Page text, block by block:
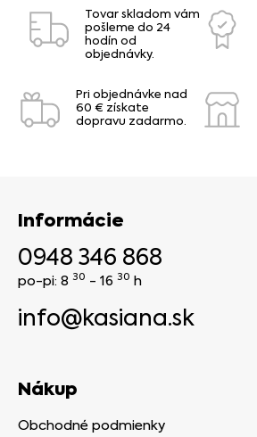
Tovar skladom vám
pošleme do 24
hodín od
objednávky.
Pri objednávke nad
60 € získate
dopravu zadarmo.
Informácie
0948 346 868
po-pi: 8 30 - 16 30 h
info@kasiana.sk
Nákup
Obchodné podmienky